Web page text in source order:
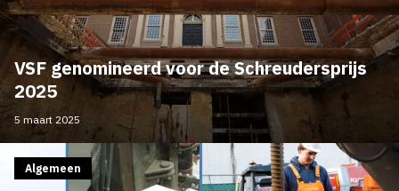
VSF genomineerd voor de Schreudersprijs
2025
5 maart 2025
Algemeen